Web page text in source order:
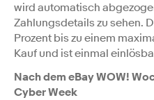
wird automatisch
Zahlungsdetails zu sehen.
Prozent bis zu einem
Kauf und ist einmal
Nach dem eBay WOW!
Cyber Week